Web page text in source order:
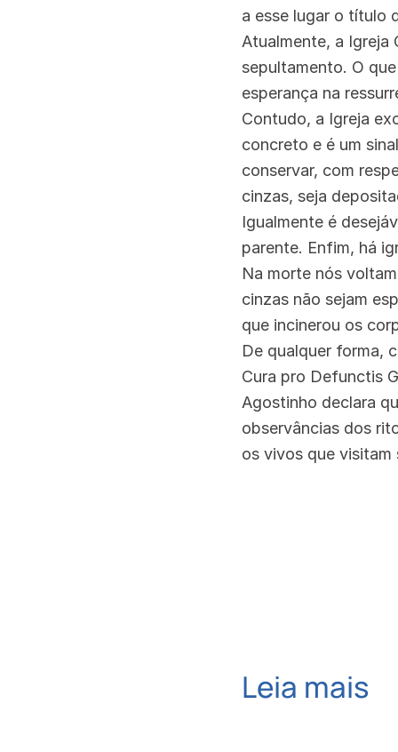
a esse lugar o título
Atualmente, a Igreja
sepultamento. O
esperança na
Contudo, a Igreja
concreto e é um
conservar, com
cinzas, seja
Igualmente é
parente. Enfim, há
Na morte nós
cinzas não sejam
que incinerou os
De qualquer forma,
Cura pro Defunctis
Agostinho declara
observâncias dos
os vivos que visitam
Leia mais